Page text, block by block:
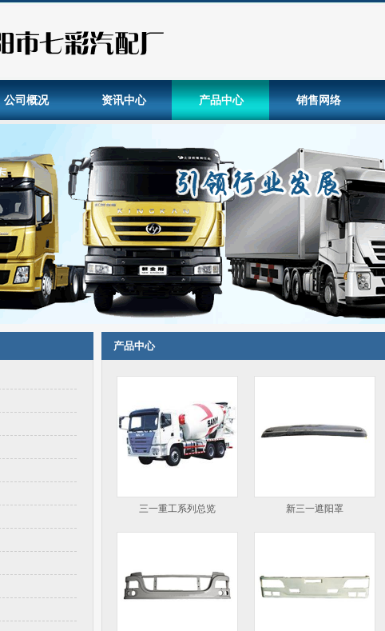
公司概况 资讯中心 产品中心 销售网络
产品中心
三一重工系列总览 新三一遮阳罩